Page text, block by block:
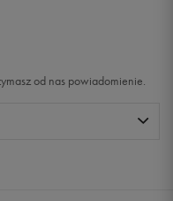
od nas powiadomienie.